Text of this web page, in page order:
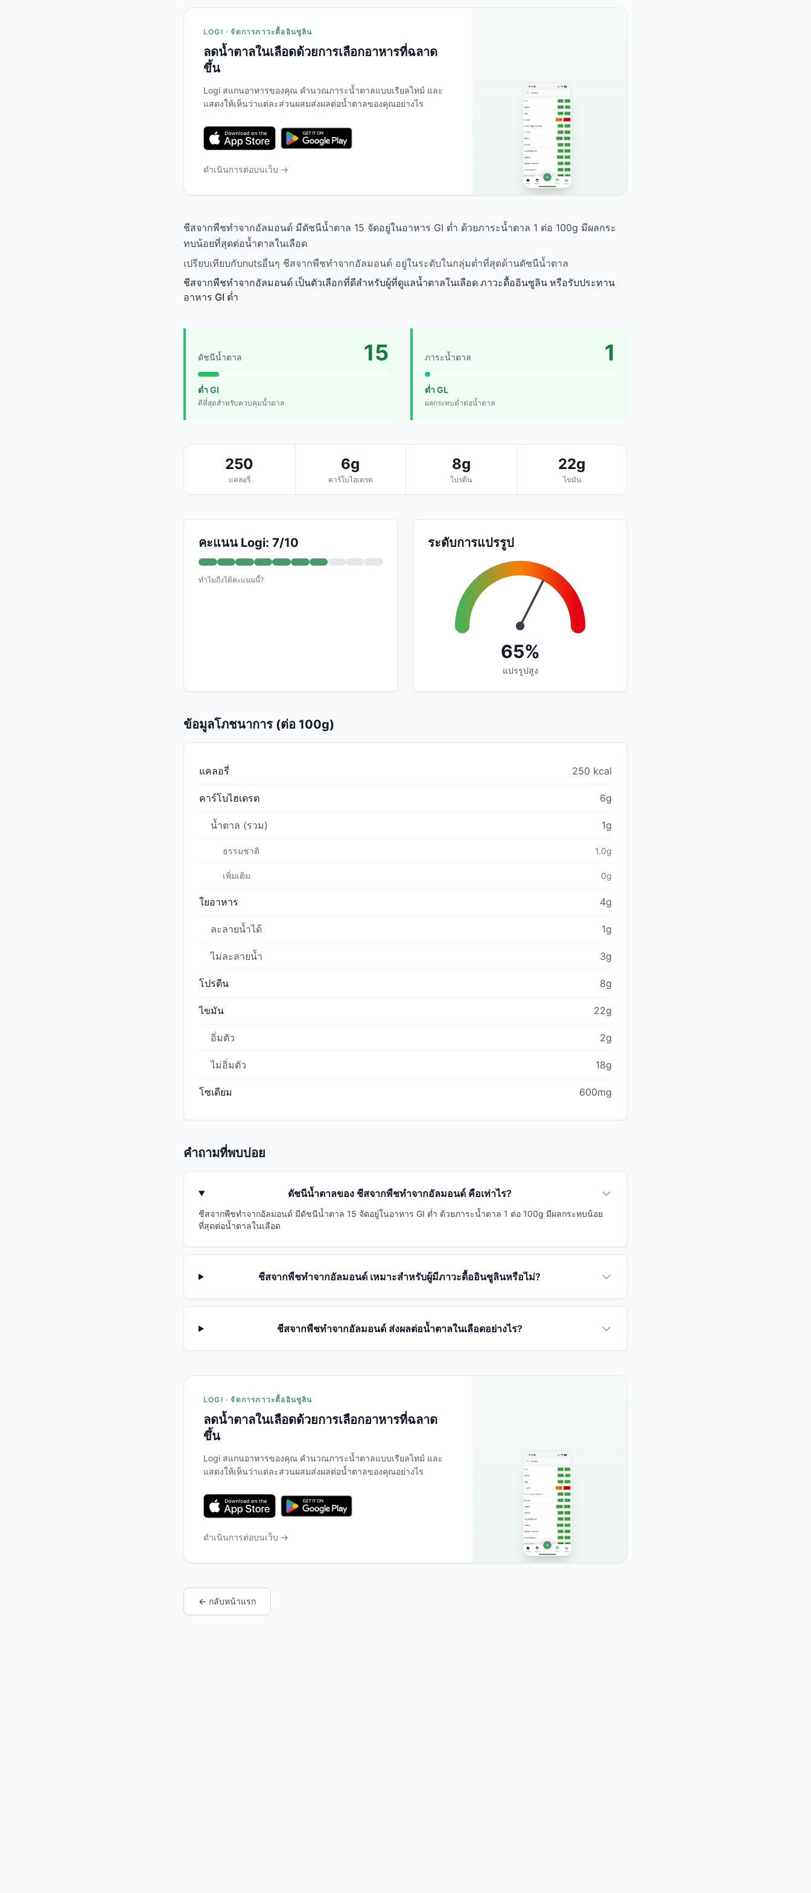
LOGI · จัดการภาวะดื้ออินซูลิน
ลดน้ำตาลในเลือดด้วยการเลือกอาหารที่ฉลาด
ขึ้น
Logi สแกนอาหารของคุณ คำนวณภาระน้ำตาลแบบเรียลไทม์ และ
แสดงให้เห็นว่าแต่ละส่วนผสมส่งผลต่อน้ำตาลของคุณอย่างไร
ดำเนินการต่อบนเว็บ →
ชีสจากพืชทำจากอัลมอนด์ มีดัชนีน้ำตาล 15 จัดอยู่ในอาหาร GI ต่ำ ด้วยภาระน้ำตาล 1 ต่อ 100g มีผลกระ
ทบน้อยที่สุดต่อน้ำตาลในเลือด
เปรียบเทียบกับnutsอื่นๆ ชีสจากพืชทำจากอัลมอนด์ อยู่ในระดับในกลุ่มต่ำที่สุดด้านดัชนีน้ำตาล
ชีสจากพืชทำจากอัลมอนด์ เป็นตัวเลือกที่ดีสำหรับผู้ที่ดูแลน้ำตาลในเลือด ภาวะดื้ออินซูลิน หรือรับประทาน
อาหาร GI ต่ำ
ดัชนีน้ำตาล 15
ต่ำ GI
ดีที่สุดสำหรับควบคุมน้ำตาล
ภาระน้ำตาล 1
ต่ำ GL
ผลกระทบต่ำต่อน้ำตาล
250
แคลอรี่
6g
คาร์โบไฮเดรต
8g
โปรตีน
22g
ไขมัน
คะแนน Logi: 7/10
ทำไมถึงได้คะแนนนี้?
ระดับการแปรรูป
65%
แปรรูปสูง
ข้อมูลโภชนาการ (ต่อ 100g)
แคลอรี่ 250 kcal
คาร์โบไฮเดรต 6g
น้ำตาล (รวม) 1g
ธรรมชาติ 1.0g
เพิ่มเติม 0g
ใยอาหาร 4g
ละลายน้ำได้ 1g
ไม่ละลายน้ำ 3g
โปรตีน 8g
ไขมัน 22g
อิ่มตัว 2g
ไม่อิ่มตัว 18g
โซเดียม 600mg
คำถามที่พบบ่อย
ดัชนีน้ำตาลของ ชีสจากพืชทำจากอัลมอนด์ คือเท่าไร?
ชีสจากพืชทำจากอัลมอนด์ มีดัชนีน้ำตาล 15 จัดอยู่ในอาหาร GI ต่ำ ด้วยภาระน้ำตาล 1 ต่อ 100g มีผลกระทบน้อย
ที่สุดต่อน้ำตาลในเลือด
ชีสจากพืชทำจากอัลมอนด์ เหมาะสำหรับผู้มีภาวะดื้ออินซูลินหรือไม่?
ชีสจากพืชทำจากอัลมอนด์ ส่งผลต่อน้ำตาลในเลือดอย่างไร?
LOGI · จัดการภาวะดื้ออินซูลิน
ลดน้ำตาลในเลือดด้วยการเลือกอาหารที่ฉลาด
ขึ้น
Logi สแกนอาหารของคุณ คำนวณภาระน้ำตาลแบบเรียลไทม์ และ
แสดงให้เห็นว่าแต่ละส่วนผสมส่งผลต่อน้ำตาลของคุณอย่างไร
ดำเนินการต่อบนเว็บ →
← กลับหน้าแรก